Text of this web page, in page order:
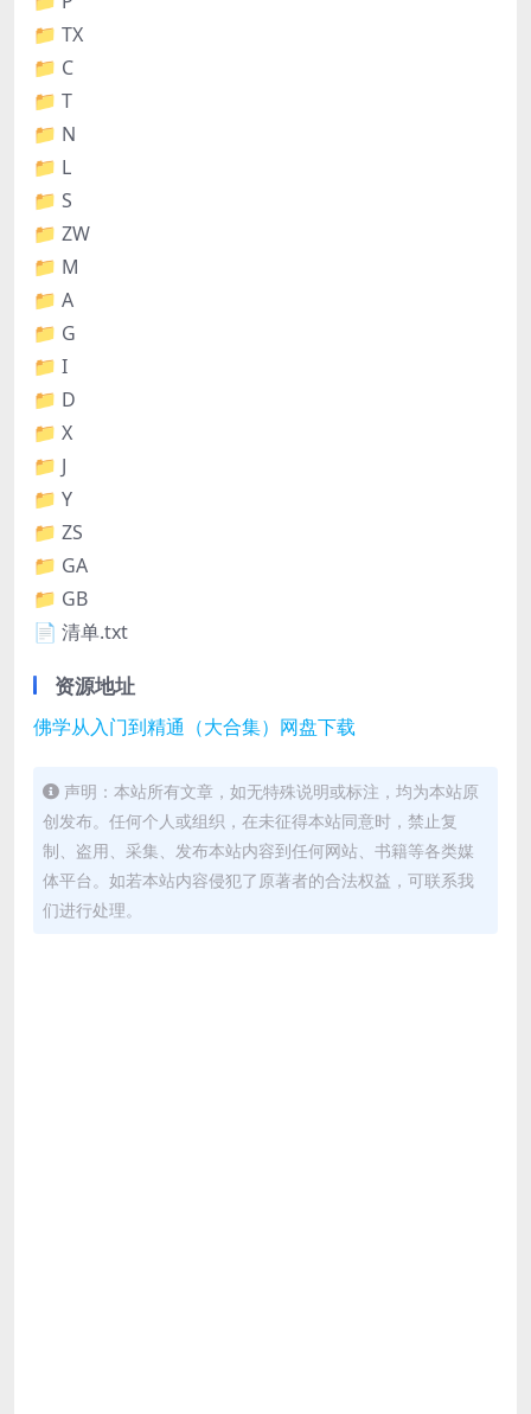
📁 TX
📁 C
📁 T
📁 N
📁 L
📁 S
📁 ZW
📁 M
📁 A
📁 G
📁 I
📁 D
📁 X
📁 J
📁 Y
📁 ZS
📁 GA
📁 GB
📄 清单.txt
资源地址
佛学从入门到精通（大合集）网盘下载
声明：本站所有文章，如无特殊说明或标注，均为本站原
创发布。任何个人或组织，在未征得本站同意时，禁止复
制、盗用、采集、发布本站内容到任何网站、书籍等各类媒
体平台。如若本站内容侵犯了原著者的合法权益，可联系我
们进行处理。